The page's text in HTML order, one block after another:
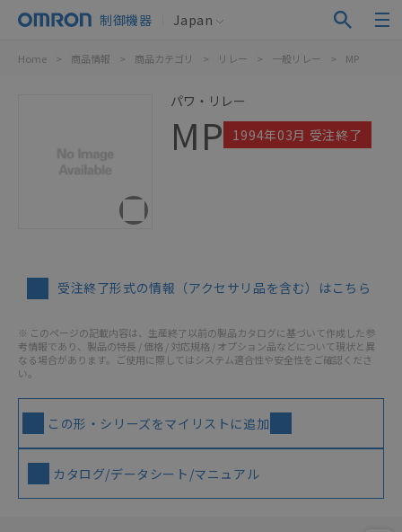
制御機器 Japan
Home > 商品情報 > 商品カテゴリ > リレー > 一般リレー > MP
パワ・リレー
MP 1994年03月 受注終了
受注終了形式の情報（アクセサリ品を含む）はこちら
※ このページの記載内容は、生産終了以前の製品カタログに基づいて作成した参
考情報であり、製品の特長 / 価格 / 対応規格 / オプション品などについて現状と異
なる場合があります。ご使用に際してはシステム適合性や安全性をご確認くださ
い。
この形・シリーズをマイリストに追加
カタログ/データシート/マニュアル